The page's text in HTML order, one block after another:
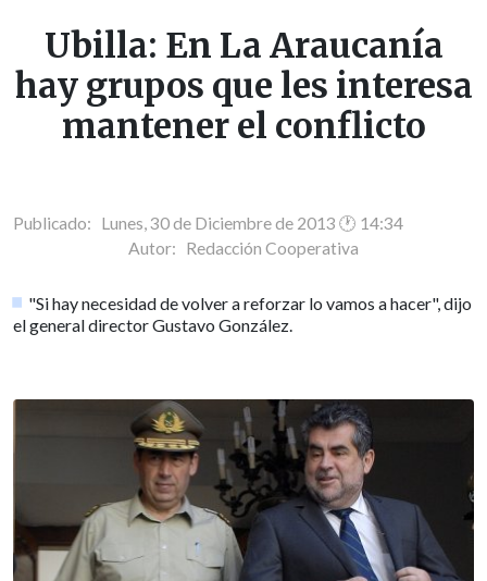
Ubilla: En La Araucanía
hay grupos que les interesa
mantener el conflicto
Publicado: Lunes, 30 de Diciembre de 2013 🕐 14:34
Autor: Redacción Cooperativa
"Si hay necesidad de volver a reforzar lo vamos a hacer", dijo
el general director Gustavo González.